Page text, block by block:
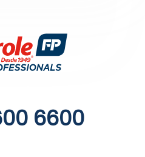
6600